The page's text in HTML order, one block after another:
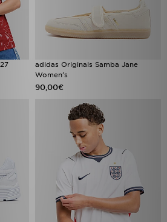
adidas Originals Samba Jane
Women's
90,00€